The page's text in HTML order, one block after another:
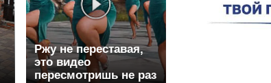
Ржу не переставая,
это видео
пересмотришь не раз